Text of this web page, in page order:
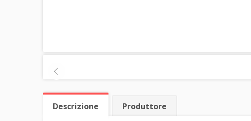
Descrizione Produttore